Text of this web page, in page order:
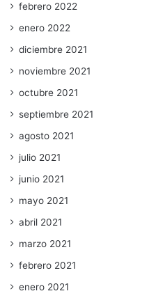
febrero 2022
enero 2022
diciembre 2021
noviembre 2021
octubre 2021
septiembre 2021
agosto 2021
julio 2021
junio 2021
mayo 2021
abril 2021
marzo 2021
febrero 2021
enero 2021